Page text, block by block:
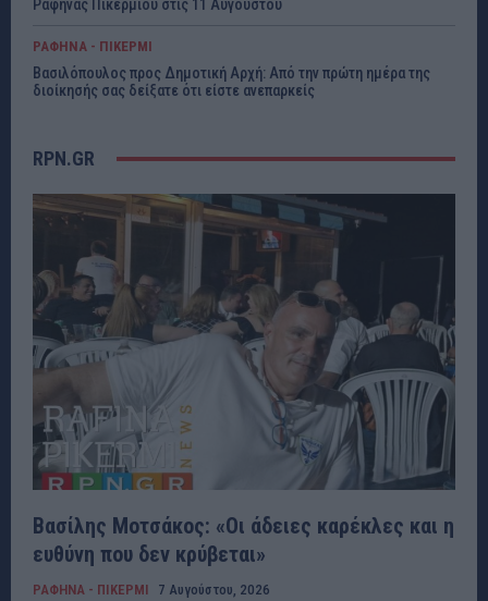
Ραφήνας Πικερμίου στις 11 Αυγούστου
ΡΑΦΗΝΑ - ΠΙΚΕΡΜΙ
Βασιλόπουλος προς Δημοτική Αρχή: Από την πρώτη ημέρα της
διοίκησής σας δείξατε ότι είστε ανεπαρκείς
RPN.GR
Βασίλης Μοτσάκος: «Οι άδειες καρέκλες και η
ευθύνη που δεν κρύβεται»
ΡΑΦΗΝΑ - ΠΙΚΕΡΜΙ 7 Αυγούστου, 2026